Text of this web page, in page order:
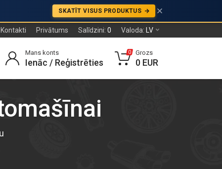
SKATĪT VISUS PRODUKTUS
Kontakti Privātums Salīdzini: 0 Valoda: LV
Mans konts
Ienāc / Reģistrēties
0 Grozs
0 EUR